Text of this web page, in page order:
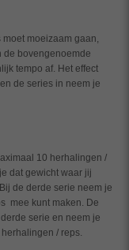
moeizaam gaan,
de bovengenoemde
tempo af. Het effect
de series in neem je
10 herhalingen /
dat gewicht waar jij
de derde serie neem je
mee kunt maken. De
serie en neem je
/ reps.